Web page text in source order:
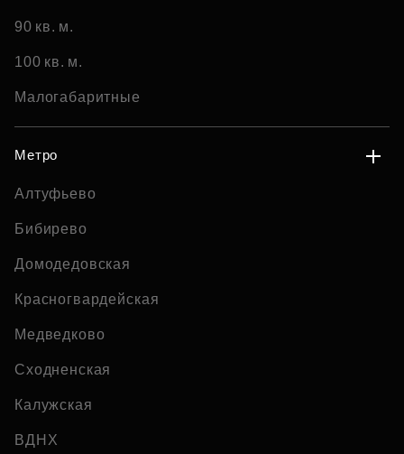
90 кв. м.
100 кв. м.
Малогабаритные
Метро
Алтуфьево
Бибирево
Домодедовская
Красногвардейская
Медведково
Сходненская
Калужская
ВДНХ